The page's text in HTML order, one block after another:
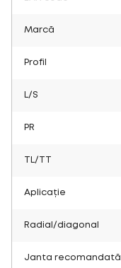
Marcă
Profil
L/S
PR
TL/TT
Aplicație
Radial/diagonal
Janta recomandată